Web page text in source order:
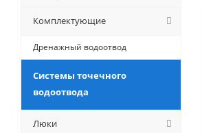
Комплектующие
Дренажный водоотвод
Системы точечного
водоотвода
Люки